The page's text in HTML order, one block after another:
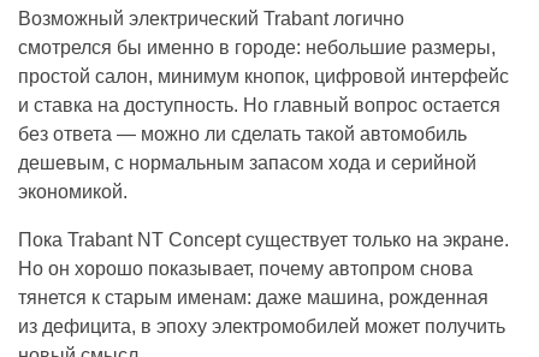
Возможный электрический Trabant логично
смотрелся бы именно в городе: небольшие размеры,
простой салон, минимум кнопок, цифровой интерфейс
и ставка на доступность. Но главный вопрос остается
без ответа — можно ли сделать такой автомобиль
дешевым, с нормальным запасом хода и серийной
экономикой.
Пока Trabant NT Concept существует только на экране.
Но он хорошо показывает, почему автопром снова
тянется к старым именам: даже машина, рожденная
из дефицита, в эпоху электромобилей может получить